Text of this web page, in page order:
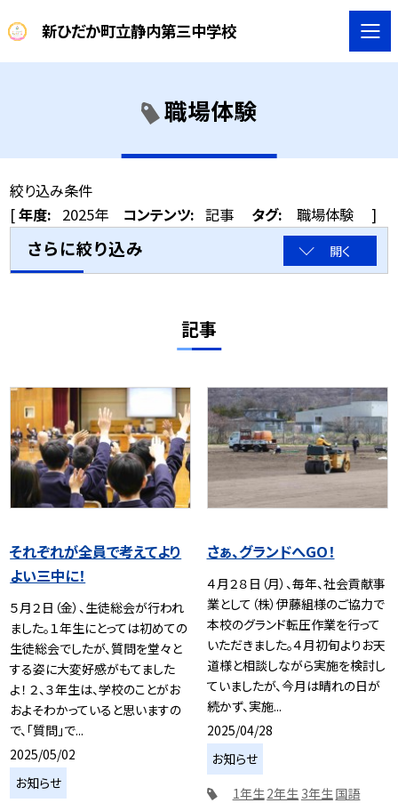
新ひだか町立静内第三中学校
職場体験
絞り込み条件
[年度: 2025年 コンテンツ: 記事 タグ: 職場体験 ]
さらに絞り込み 開く
記事
それぞれが全員で考えてより
よい三中に！
５月２日（金）、生徒総会が行われ
ました。１年生にとっては初めての
生徒総会でしたが、質問を堂々と
する姿に大変好感がもてました
よ！ ２、３年生は、学校のことがお
およそわかっていると思いますの
で、「質問」で...
2025/05/02
お知らせ
さぁ、グランドへGO！
４月２８日（月）、毎年、社会貢献事
業として（株）伊藤組様のご協力で
本校のグランド転圧作業を行って
いただきました。４月初旬よりお天
道様と相談しながら実施を検討し
ていましたが、今月は晴れの日が
続かず、実施...
2025/04/28
お知らせ
1年生 2年生 3年生 国語